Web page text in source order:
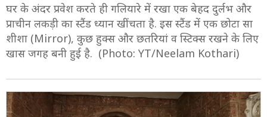
घर के अंदर प्रवेश करते ही गलियारे में रखा एक बेहद दुर्लभ और
प्राचीन लकड़ी का स्टैंड ध्यान खींचता है. इस स्टैंड में एक छोटा सा
शीशा (Mirror), कुछ हुक्स और छतरियां व स्टिक्स रखने के लिए
खास जगह बनी हुई है. (Photo: YT/Neelam Kothari)